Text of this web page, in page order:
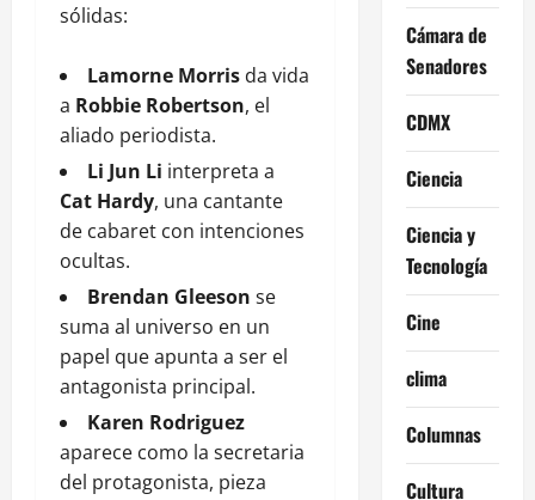
sólidas:
Lamorne Morris da vida
a Robbie Robertson, el
aliado periodista.
Li Jun Li interpreta a
Cat Hardy, una cantante
de cabaret con intenciones
ocultas.
Brendan Gleeson se
suma al universo en un
papel que apunta a ser el
antagonista principal.
Karen Rodriguez
aparece como la secretaria
del protagonista, pieza
Cámara de
Senadores
CDMX
Ciencia
Ciencia y
Tecnología
Cine
clima
Columnas
Cultura